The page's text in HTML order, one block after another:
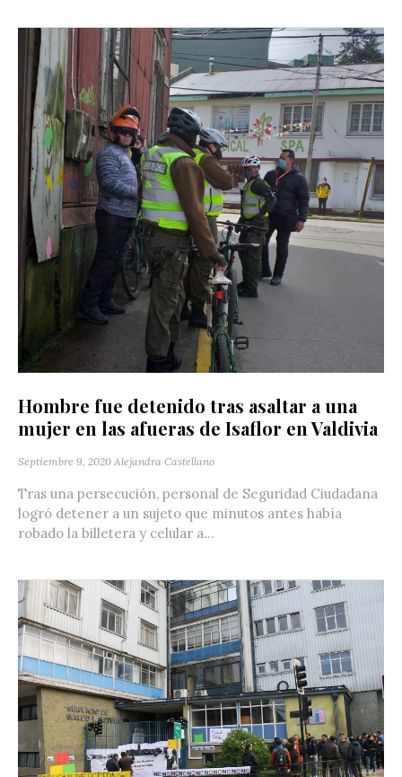
Hombre fue detenido tras asaltar a una
mujer en las afueras de Isaflor en Valdivia
Septiembre 9, 2020 Alejandra Castellano
Tras una persecución, personal de Seguridad Ciudadana
logró detener a un sujeto que minutos antes había
robado la billetera y celular a...